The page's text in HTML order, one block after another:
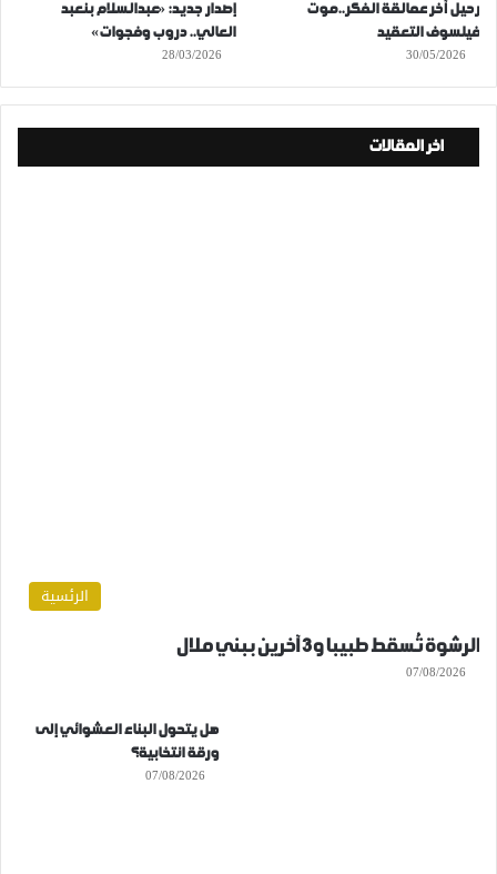
رحيل آخر عمالقة الفكر..موت
فيلسوف التعقيد
30/05/2026
إصدار جديد: «عبدالسلام بنعبد
العالي.. دروب وفجوات»
28/03/2026
اخر المقالات
الرئسية
الرشوة تُسقط طبيبا و3 آخرين ببني ملال
07/08/2026
هل يتحول البناء العشوائي إلى
ورقة انتخابية؟
07/08/2026